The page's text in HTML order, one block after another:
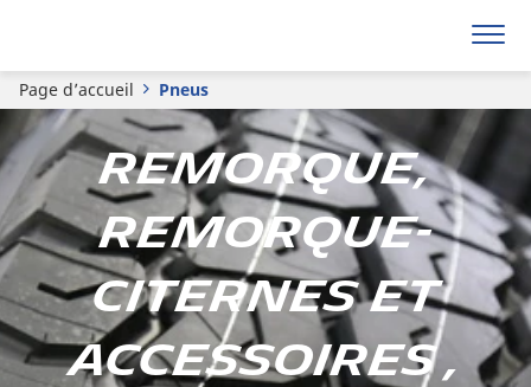
Page d’accueil Pneus
Remorque,
remorque-
citernes et
accessoires ,